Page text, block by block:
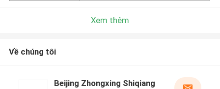
Xem thêm
Về chúng tôi
Beijing Zhongxing Shiqiang